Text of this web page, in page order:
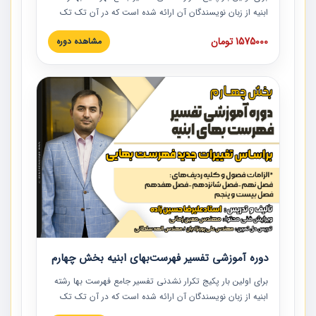
ابنیه از زبان نویسندگان آن ارائه شده است که در آن تک تک
ردیف ها و مطالب فهرست بها تفسیر و ارائه شده است. این
دوره به صورت کامل تصویری بوده و به همراه تصاویر عملیات
دوره با کلام مهندس علیرضاحسین‌زاده مدیر پروژه مهندسی
مشاور در امر بازنگری فهرست بها رشته ابنیه ارائه شده و به تمام
همکارانی که در حوزه صنعت ساخت در حال فعالیت هستند حتما
توصیه می کنیم از مطالب این دوره استفاده نمایند.
1575000 تومان مشاهده دوره
دوره آموزشی تفسیر فهرست‌بهای ابنیه بخش چهارم
برای اولین بار پکیج تکرار نشدنی تفسیر جامع فهرست بها رشته
ابنیه از زبان نویسندگان آن ارائه شده است که در آن تک تک
ردیف ها و مطالب فهرست بها تفسیر و ارائه شده است. این